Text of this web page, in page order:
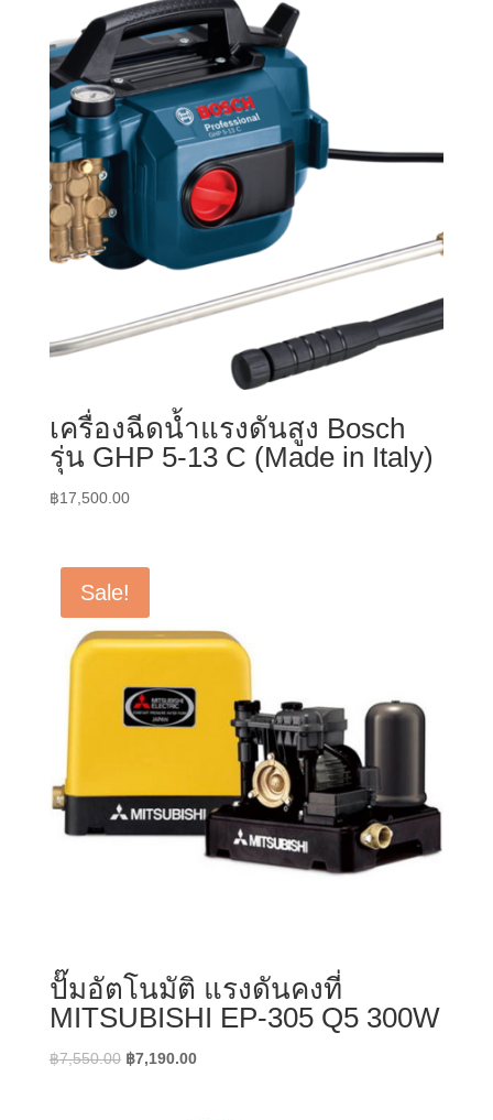
เครื่องฉีดน้ำแรงดันสูง Bosch
รุ่น GHP 5-13 C (Made in Italy)
฿17,500.00
Sale!
ปั๊มอัตโนมัติ แรงดันคงที่
MITSUBISHI EP-305 Q5 300W
฿7,550.00 Original
฿7,190.00Current